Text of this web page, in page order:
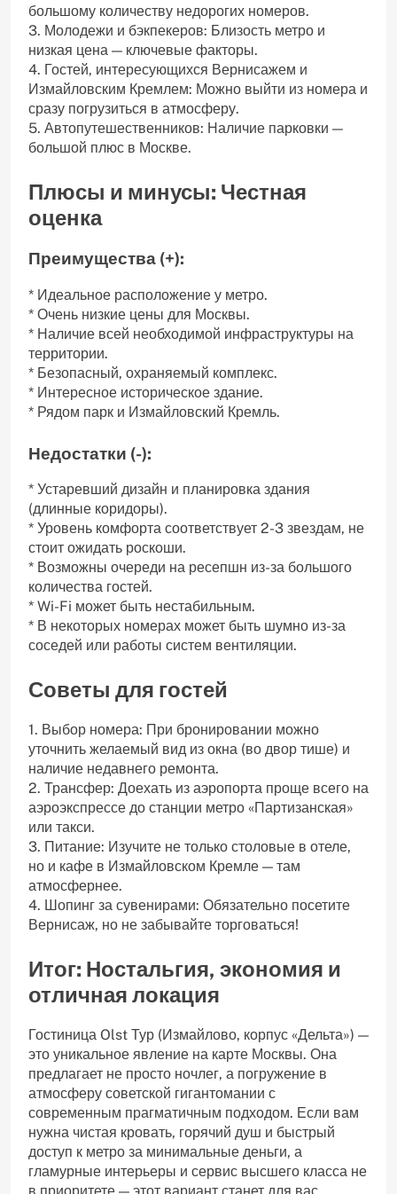
большому количеству недорогих номеров.
3. Молодежи и бэкпекеров: Близость метро и
низкая цена — ключевые факторы.
4. Гостей, интересующихся Вернисажем и
Измайловским Кремлем: Можно выйти из номера и
сразу погрузиться в атмосферу.
5. Автопутешественников: Наличие парковки —
большой плюс в Москве.
Плюсы и минусы: Честная
оценка
Преимущества (+):
* Идеальное расположение у метро.
* Очень низкие цены для Москвы.
* Наличие всей необходимой инфраструктуры на
территории.
* Безопасный, охраняемый комплекс.
* Интересное историческое здание.
* Рядом парк и Измайловский Кремль.
Недостатки (-):
* Устаревший дизайн и планировка здания
(длинные коридоры).
* Уровень комфорта соответствует 2-3 звездам, не
стоит ожидать роскоши.
* Возможны очереди на ресепшн из-за большого
количества гостей.
* Wi-Fi может быть нестабильным.
* В некоторых номерах может быть шумно из-за
соседей или работы систем вентиляции.
Советы для гостей
1. Выбор номера: При бронировании можно
уточнить желаемый вид из окна (во двор тише) и
наличие недавнего ремонта.
2. Трансфер: Доехать из аэропорта проще всего на
аэроэкспрессе до станции метро «Партизанская»
или такси.
3. Питание: Изучите не только столовые в отеле,
но и кафе в Измайловском Кремле — там
атмосфернее.
4. Шопинг за сувенирами: Обязательно посетите
Вернисаж, но не забывайте торговаться!
Итог: Ностальгия, экономия и
отличная локация
Гостиница Olst Тур (Измайлово, корпус «Дельта») —
это уникальное явление на карте Москвы. Она
предлагает не просто ночлег, а погружение в
атмосферу советской гигантомании с
современным прагматичным подходом. Если вам
нужна чистая кровать, горячий душ и быстрый
доступ к метро за минимальные деньги, а
гламурные интерьеры и сервис высшего класса не